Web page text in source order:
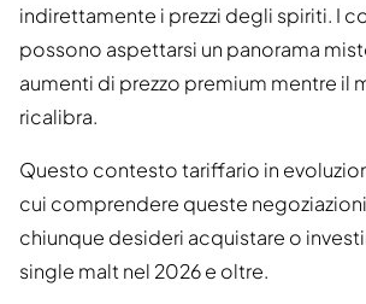
indirettamente i prezzi degli spiriti. I
possono aspettarsi un panorama
aumenti di prezzo premium mentre il
ricalibra.
Questo contesto tariffario in
cui comprendere queste
chiunque desideri acquistare o
single malt nel 2026 e oltre.